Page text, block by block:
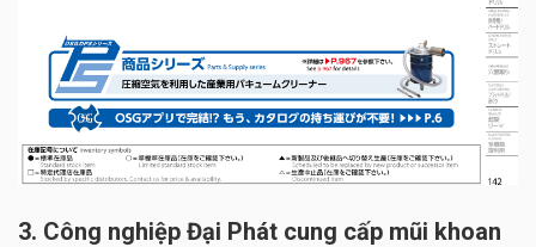
3. Công nghiệp Đại Phát cung cấp mũi khoan